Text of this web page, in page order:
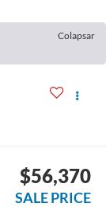
Colapsar
$56,370
SALE PRICE